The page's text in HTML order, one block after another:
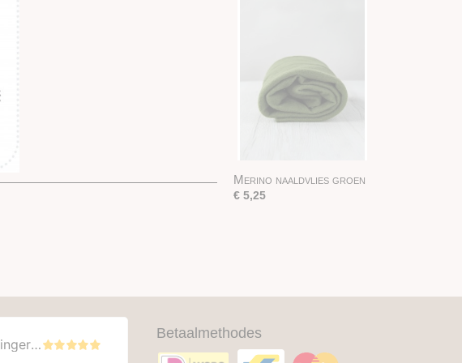
Merino naaldvlies groen
€ 5,25
Betaalmethodes